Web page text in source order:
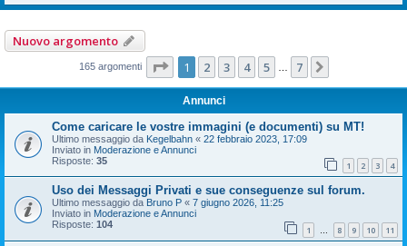
Nuovo argomento
165 argomenti Pagina di
1 2 3 4 5 7
Annunci
Come caricare le vostre immagini (e documenti) su MT!
Ultimo messaggio da Kegelbahn « 22 febbraio 2023, 17:09
Inviato in Moderazione e Annunci
Risposte: 35 1 2 3 4
Uso dei Messaggi Privati e sue conseguenze sul forum.
Ultimo messaggio da Bruno P « 7 giugno 2026, 11:25
Inviato in Moderazione e Annunci
Risposte: 104 1 … 8 9 10 11